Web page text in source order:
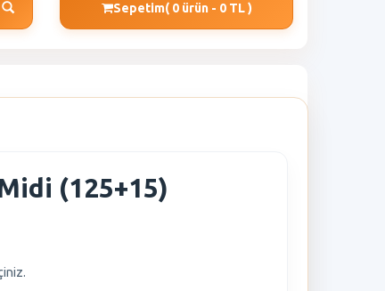
Sepetim( 0 ürün - 0 TL )
(125+15)